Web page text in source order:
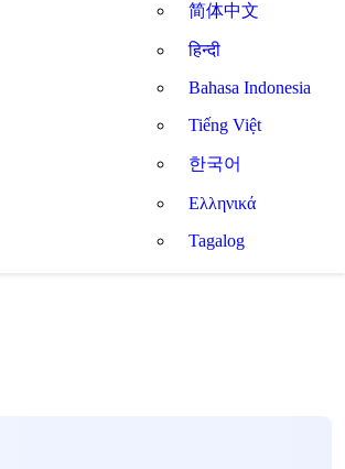
简体中文
हिन्दी
Bahasa Indonesia
Tiếng Việt
한국어
Ελληνικά
Tagalog